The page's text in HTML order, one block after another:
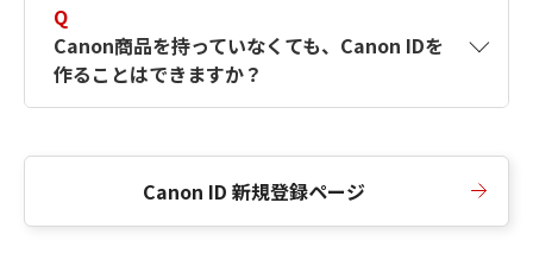
Q
Canon商品を持っていなくても、Canon IDを
作ることはできますか？
Canon ID 新規登録ページ